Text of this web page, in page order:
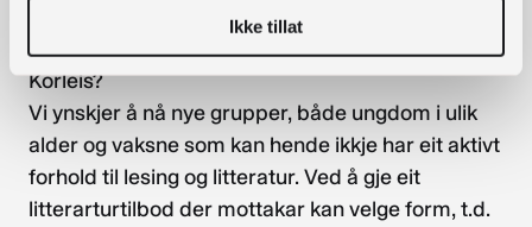
Ikke tillat
Korleis?
Vi ynskjer å nå nye grupper, både ungdom i ulik
alder og vaksne som kan hende ikkje har eit aktivt
forhold til lesing og litteratur. Ved å gje eit
litterarturtilbod der mottakar kan velge form, t.d.